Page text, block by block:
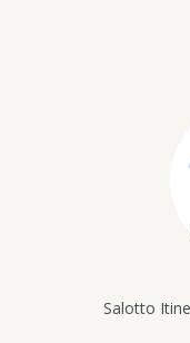
Salotto